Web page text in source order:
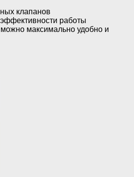
клапанов
работы
максимально удобно и